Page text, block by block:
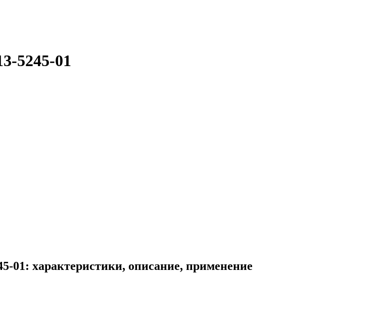
5245-01
01: характеристики, описание, применение